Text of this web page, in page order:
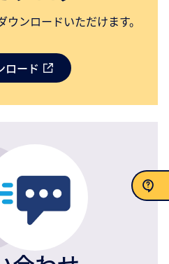
お問い合わせ
ンロードいただけます。
ロード